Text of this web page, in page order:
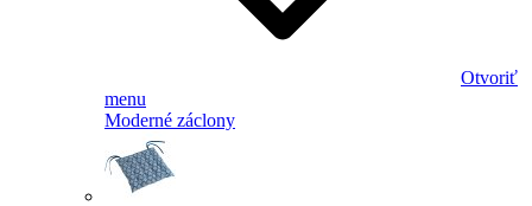
Otvoriť
menu
Moderné záclony